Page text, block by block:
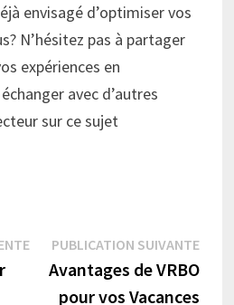
envisagé d’optimiser vos
N’hésitez pas à partager
expériences en
avec d’autres
sur ce sujet
Publication
précédente :
PUBLICATION SUIVANTE
Avantages de VRBO
pour vos Vacances